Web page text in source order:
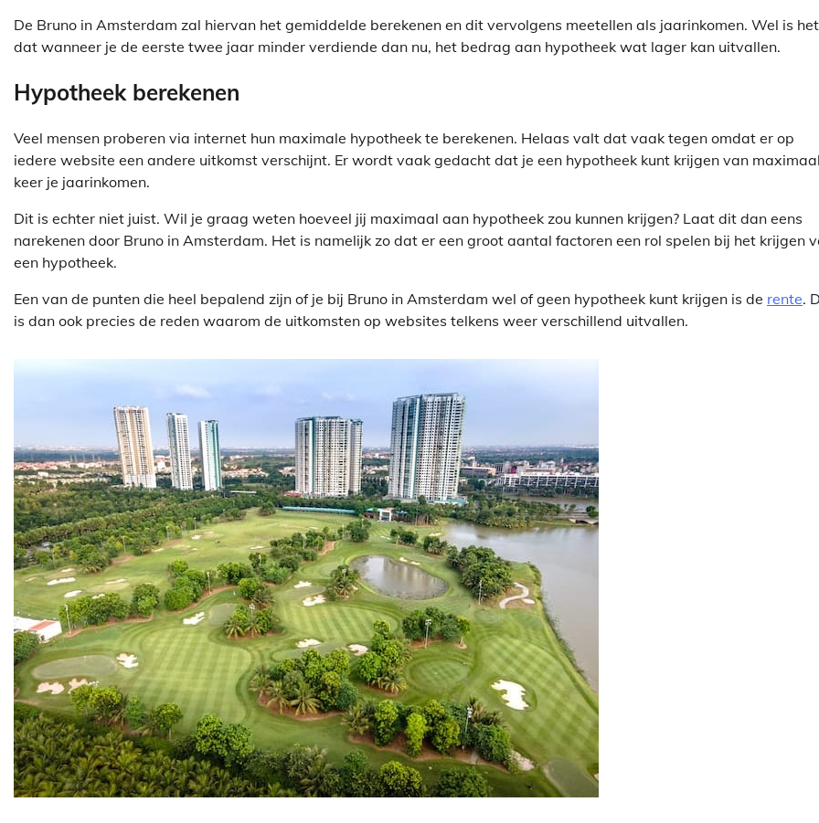
De Bruno in Amsterdam zal hiervan het gemiddelde berekenen en dit vervolgens meetellen als jaarinkomen. Wel is
dat wanneer je de eerste twee jaar minder verdiende dan nu, het bedrag aan hypotheek wat lager kan uitvallen.
Hypotheek berekenen
Veel mensen proberen via internet hun maximale hypotheek te berekenen. Helaas valt dat vaak tegen omdat er op
iedere website een andere uitkomst verschijnt. Er wordt vaak gedacht dat je een hypotheek kunt krijgen van
keer je jaarinkomen.
Dit is echter niet juist. Wil je graag weten hoeveel jij maximaal aan hypotheek zou kunnen krijgen? Laat dit dan eens
narekenen door Bruno in Amsterdam. Het is namelijk zo dat er een groot aantal factoren een rol spelen bij het krijgen
een hypotheek.
Een van de punten die heel bepalend zijn of je bij Bruno in Amsterdam wel of geen hypotheek kunt krijgen is de rente.
is dan ook precies de reden waarom de uitkomsten op websites telkens weer verschillend uitvallen.